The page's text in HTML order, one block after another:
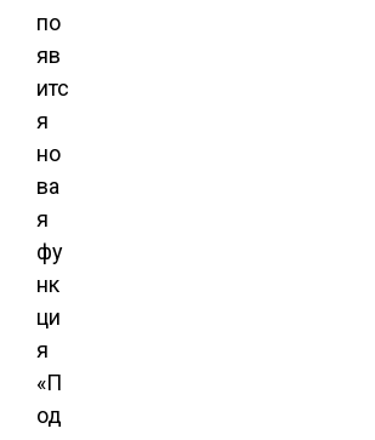
по
яв
итс
я
но
ва
я
фу
нк
ци
я
«П
од